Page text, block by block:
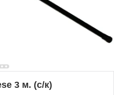
3 м. (с/к)